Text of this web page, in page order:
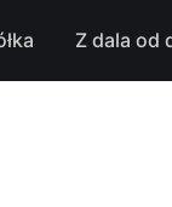
Z dala od